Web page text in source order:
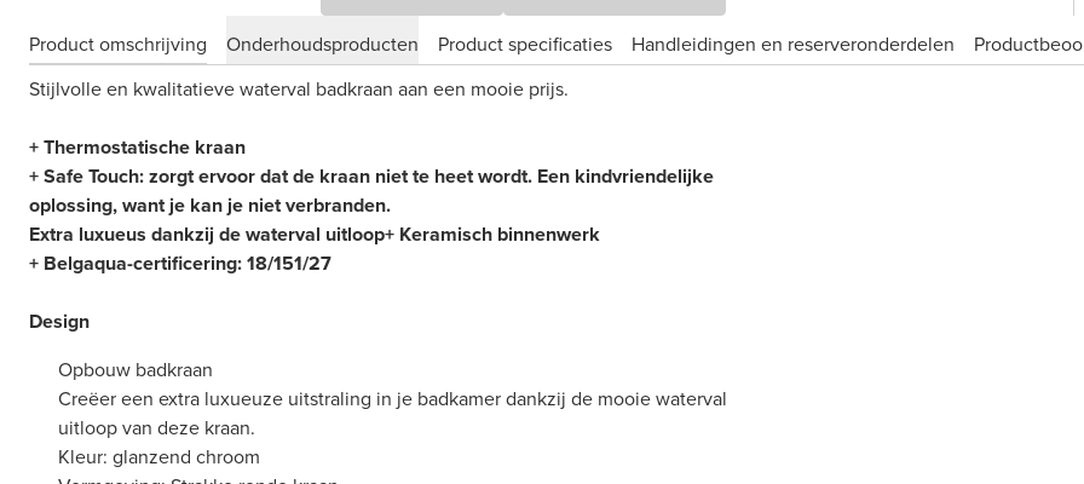
Product omschrijving Onderhoudsproducten Product specificaties Handleidingen en reserveronderdelen
Stijlvolle en kwalitatieve waterval badkraan aan een mooie prijs.
+ Thermostatische kraan
+ Safe Touch: zorgt ervoor dat de kraan niet te heet wordt. Een kindvriendelijke
oplossing, want je kan je niet verbranden.
Extra luxueus dankzij de waterval uitloop+ Keramisch binnenwerk
+ Belgaqua-certificering: 18/151/27
Design
Opbouw badkraan
Creëer een extra luxueuze uitstraling in je badkamer dankzij de mooie waterval
uitloop van deze kraan.
Kleur: glanzend chroom